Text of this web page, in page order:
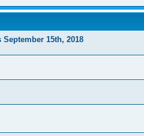
15th, 2018